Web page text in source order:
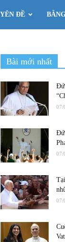
ĐỀ
Bài mới nhất
07/
07/
07/